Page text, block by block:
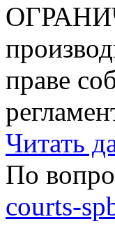
праве
Читать
По
courts-